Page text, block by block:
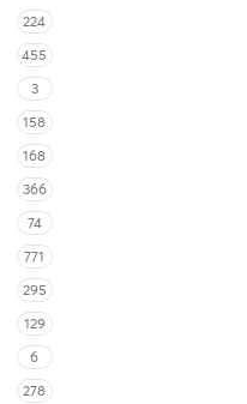
224
455
3
158
168
366
74
771
295
129
6
278